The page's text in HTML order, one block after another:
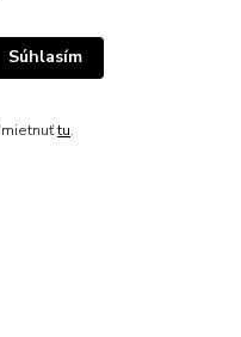
Súhlasím
tu.